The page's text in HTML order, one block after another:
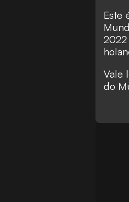
Este
2022
Vale
do